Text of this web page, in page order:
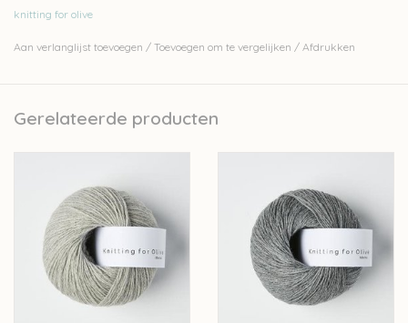
Stekenverhouding 10cm: 28st
100% merinowol - Oeko-Tex Standard 100
Handwas
Let op: de kleur op beeld kan afwijken van de werkelijke kleur.
knitting for olive
Aan verlanglijst toevoegen / Toevoegen om te vergelijken / Afdrukken
Gerelateerde producten